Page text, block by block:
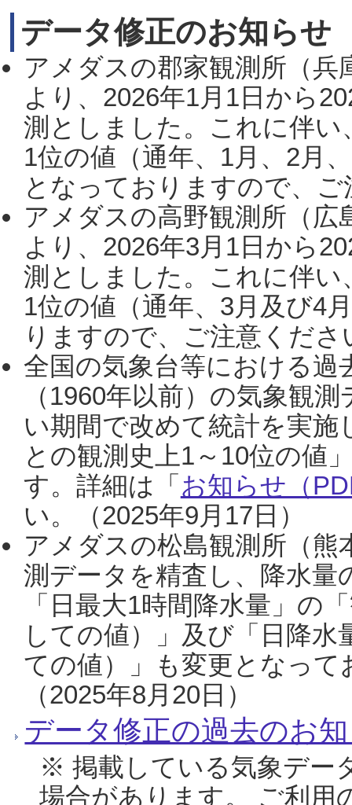
データ修正のお知らせ
アメダスの郡家観測所（
より、2026年1月1日から
測としました。これに伴い
1位の値（通年、1月、2月
となっておりますので、
アメダスの高野観測所（
より、2026年3月1日から
測としました。これに伴い
1位の値（通年、3月及び4
りますので、ご注意くだ
全国の気象台等における過
（1960年以前）の気象観
い期間で改めて統計を実
との観測史上1～10位の値
す。詳細は「 お知らせ（
い。（2025年9月17日）
アメダスの松島観測所（熊
測データを精査し、降水
「日最大1時間降水量」の
しての値）」及び「日降
ての値）」も変更となっ
（2025年8月20日）
データ修正の過去のお
※ 掲載している気象デー
場合があります。 ご利用